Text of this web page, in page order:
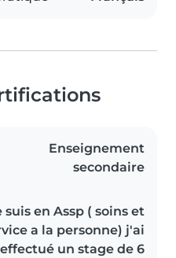
Enseignement
secondaire
suis en Assp ( soins et
a la personne) j'ai
effectué un stage de 6